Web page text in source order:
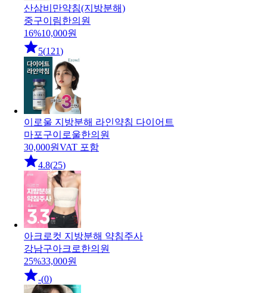
산삼비만약침(지방분해)
중구이림한의원
16%10,000원
5(121)
이로울 지방분해 라인약침 다이어트
마포구이로울한의원
30,000원VAT 포함
4.8(25)
아크로컷 지방분해 약침주사
강남구아크로한의원
25%33,000원
-(0)